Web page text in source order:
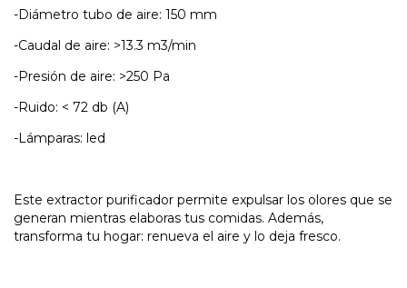
-Diámetro tubo de aire: 150 mm
-Caudal de aire: >13.3 m3/min
-Presión de aire: >250 Pa
-Ruido: < 72 db (A)
-Lámparas: led
Este extractor purificador permite expulsar los olores que se
generan mientras elaboras tus comidas. Además,
transforma tu hogar: renueva el aire y lo deja fresco.